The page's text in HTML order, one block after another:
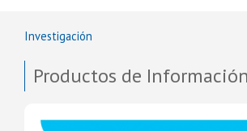
Investigación
Productos de Información